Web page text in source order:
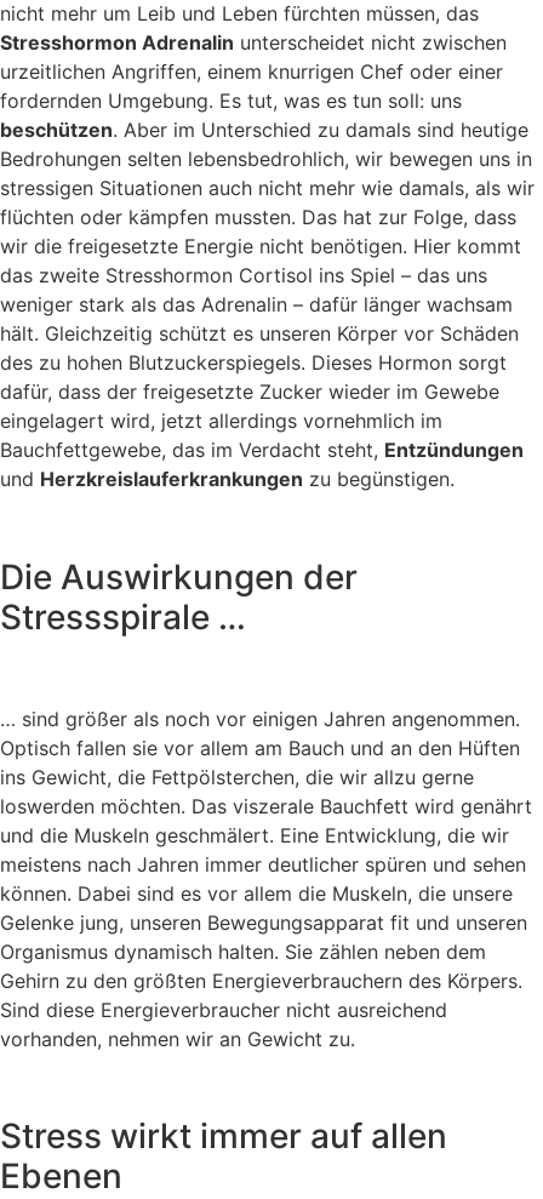
nicht mehr um Leib und Leben fürchten müssen, das
Stresshormon Adrenalin unterscheidet nicht zwischen
urzeitlichen Angriffen, einem knurrigen Chef oder einer
fordernden Umgebung. Es tut, was es tun soll: uns
beschützen. Aber im Unterschied zu damals sind heutige
Bedrohungen selten lebensbedrohlich, wir bewegen uns in
stressigen Situationen auch nicht mehr wie damals, als wir
flüchten oder kämpfen mussten. Das hat zur Folge, dass
wir die freigesetzte Energie nicht benötigen. Hier kommt
das zweite Stresshormon Cortisol ins Spiel – das uns
weniger stark als das Adrenalin – dafür länger wachsam
hält. Gleichzeitig schützt es unseren Körper vor Schäden
des zu hohen Blutzuckerspiegels. Dieses Hormon sorgt
dafür, dass der freigesetzte Zucker wieder im Gewebe
eingelagert wird, jetzt allerdings vornehmlich im
Bauchfettgewebe, das im Verdacht steht, Entzündungen
und Herzkreislauferkrankungen zu begünstigen.
Die Auswirkungen der
Stressspirale …
… sind größer als noch vor einigen Jahren angenommen.
Optisch fallen sie vor allem am Bauch und an den Hüften
ins Gewicht, die Fettpölsterchen, die wir allzu gerne
loswerden möchten. Das viszerale Bauchfett wird genährt
und die Muskeln geschmälert. Eine Entwicklung, die wir
meistens nach Jahren immer deutlicher spüren und sehen
können. Dabei sind es vor allem die Muskeln, die unsere
Gelenke jung, unseren Bewegungsapparat fit und unseren
Organismus dynamisch halten. Sie zählen neben dem
Gehirn zu den größten Energieverbrauchern des Körpers.
Sind diese Energieverbraucher nicht ausreichend
vorhanden, nehmen wir an Gewicht zu.
Stress wirkt immer auf allen
Ebenen